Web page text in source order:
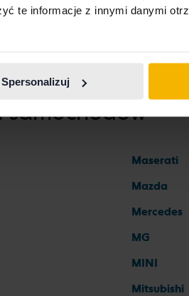
te informacje z innymi danymi
Spersonalizuj
samochodów
Maserati
Mazda
Mercedes
MG
MINI
Mitsubishi